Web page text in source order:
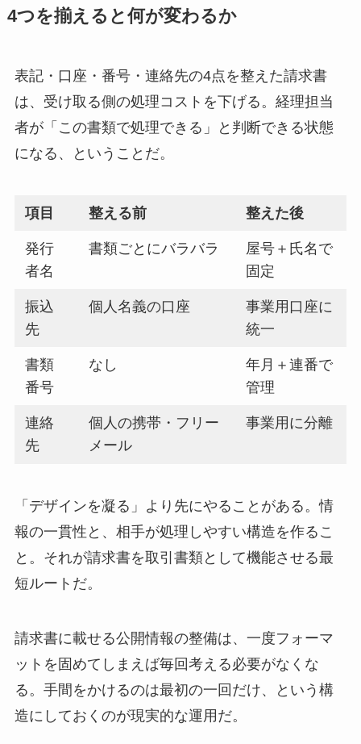
4つを揃えると何が変わるか
表記・口座・番号・連絡先の4点を整えた請求書
は、受け取る側の処理コストを下げる。経理担当
者が「この書類で処理できる」と判断できる状態
になる、ということだ。
項目 整える前 整えた後
発行
者名
書類ごとにバラバラ
屋号＋氏名で
固定
振込
先
個人名義の口座
事業用口座に
統一
書類
番号
なし
年月＋連番で
管理
連絡
先
個人の携帯・フリー
メール
事業用に分離
「デザインを凝る」より先にやることがある。情
報の一貫性と、相手が処理しやすい構造を作るこ
と。それが請求書を取引書類として機能させる最
短ルートだ。
請求書に載せる公開情報の整備は、一度フォーマ
ットを固めてしまえば毎回考える必要がなくな
る。手間をかけるのは最初の一回だけ、という構
造にしておくのが現実的な運用だ。